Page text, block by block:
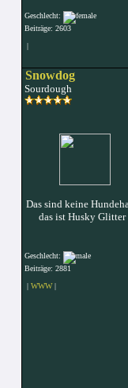
Geschlecht:
Beiträge: 2603
|
Snowdog
Sourdough
Das sind keine
das ist Husky Glitter
Geschlecht:
Beiträge: 2881
| WWW|